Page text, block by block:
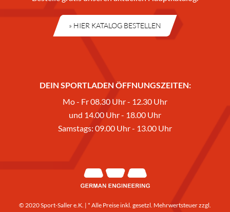
» HIER KATALOG BESTELLEN
DEIN SPORTLADEN ÖFFNUNGSZEITEN:
Mo - Fr 08.30 Uhr - 12.30 Uhr
und 14.00 Uhr - 18.00 Uhr
Samstags: 09.00 Uhr - 13.00 Uhr
© 2020 Sport-Saller e.K. | * Alle Preise inkl. gesetzl. Mehrwertsteuer zzgl.